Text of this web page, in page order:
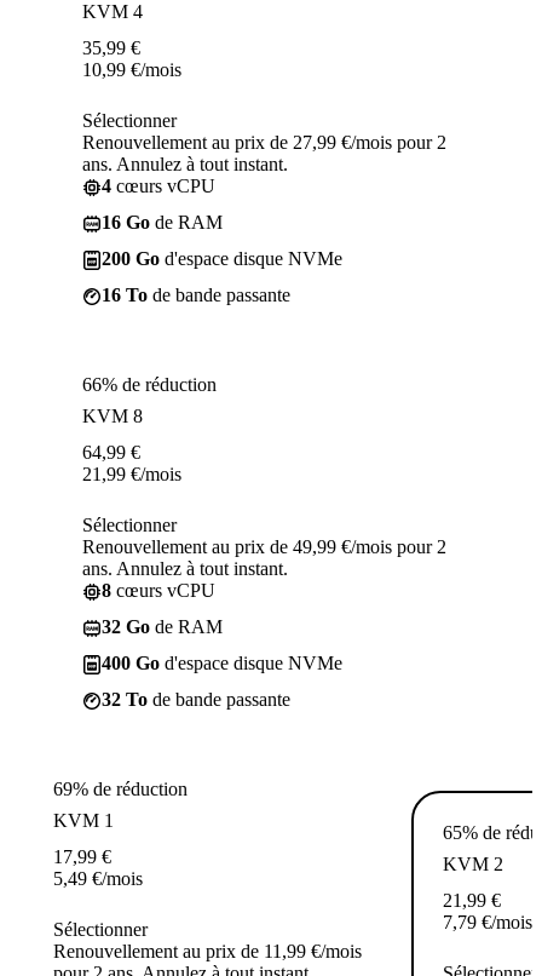
KVM 4
35,99 €
10,99 €/mois
Sélectionner
Renouvellement au prix de 27,99 €/mois pour 2
ans. Annulez à tout instant.
4 cœurs vCPU
16 Go de RAM
200 Go d'espace disque NVMe
16 To de bande passante
66% de réduction
KVM 8
64,99 €
21,99 €/mois
Sélectionner
Renouvellement au prix de 49,99 €/mois pour 2
ans. Annulez à tout instant.
8 cœurs vCPU
32 Go de RAM
400 Go d'espace disque NVMe
32 To de bande passante
69% de réduction
KVM 1
17,99 €
5,49 €/mois
Sélectionner
Renouvellement au prix de 11,99 €/mois
65% de
KVM 2
21,99 €
7,79 €/mois